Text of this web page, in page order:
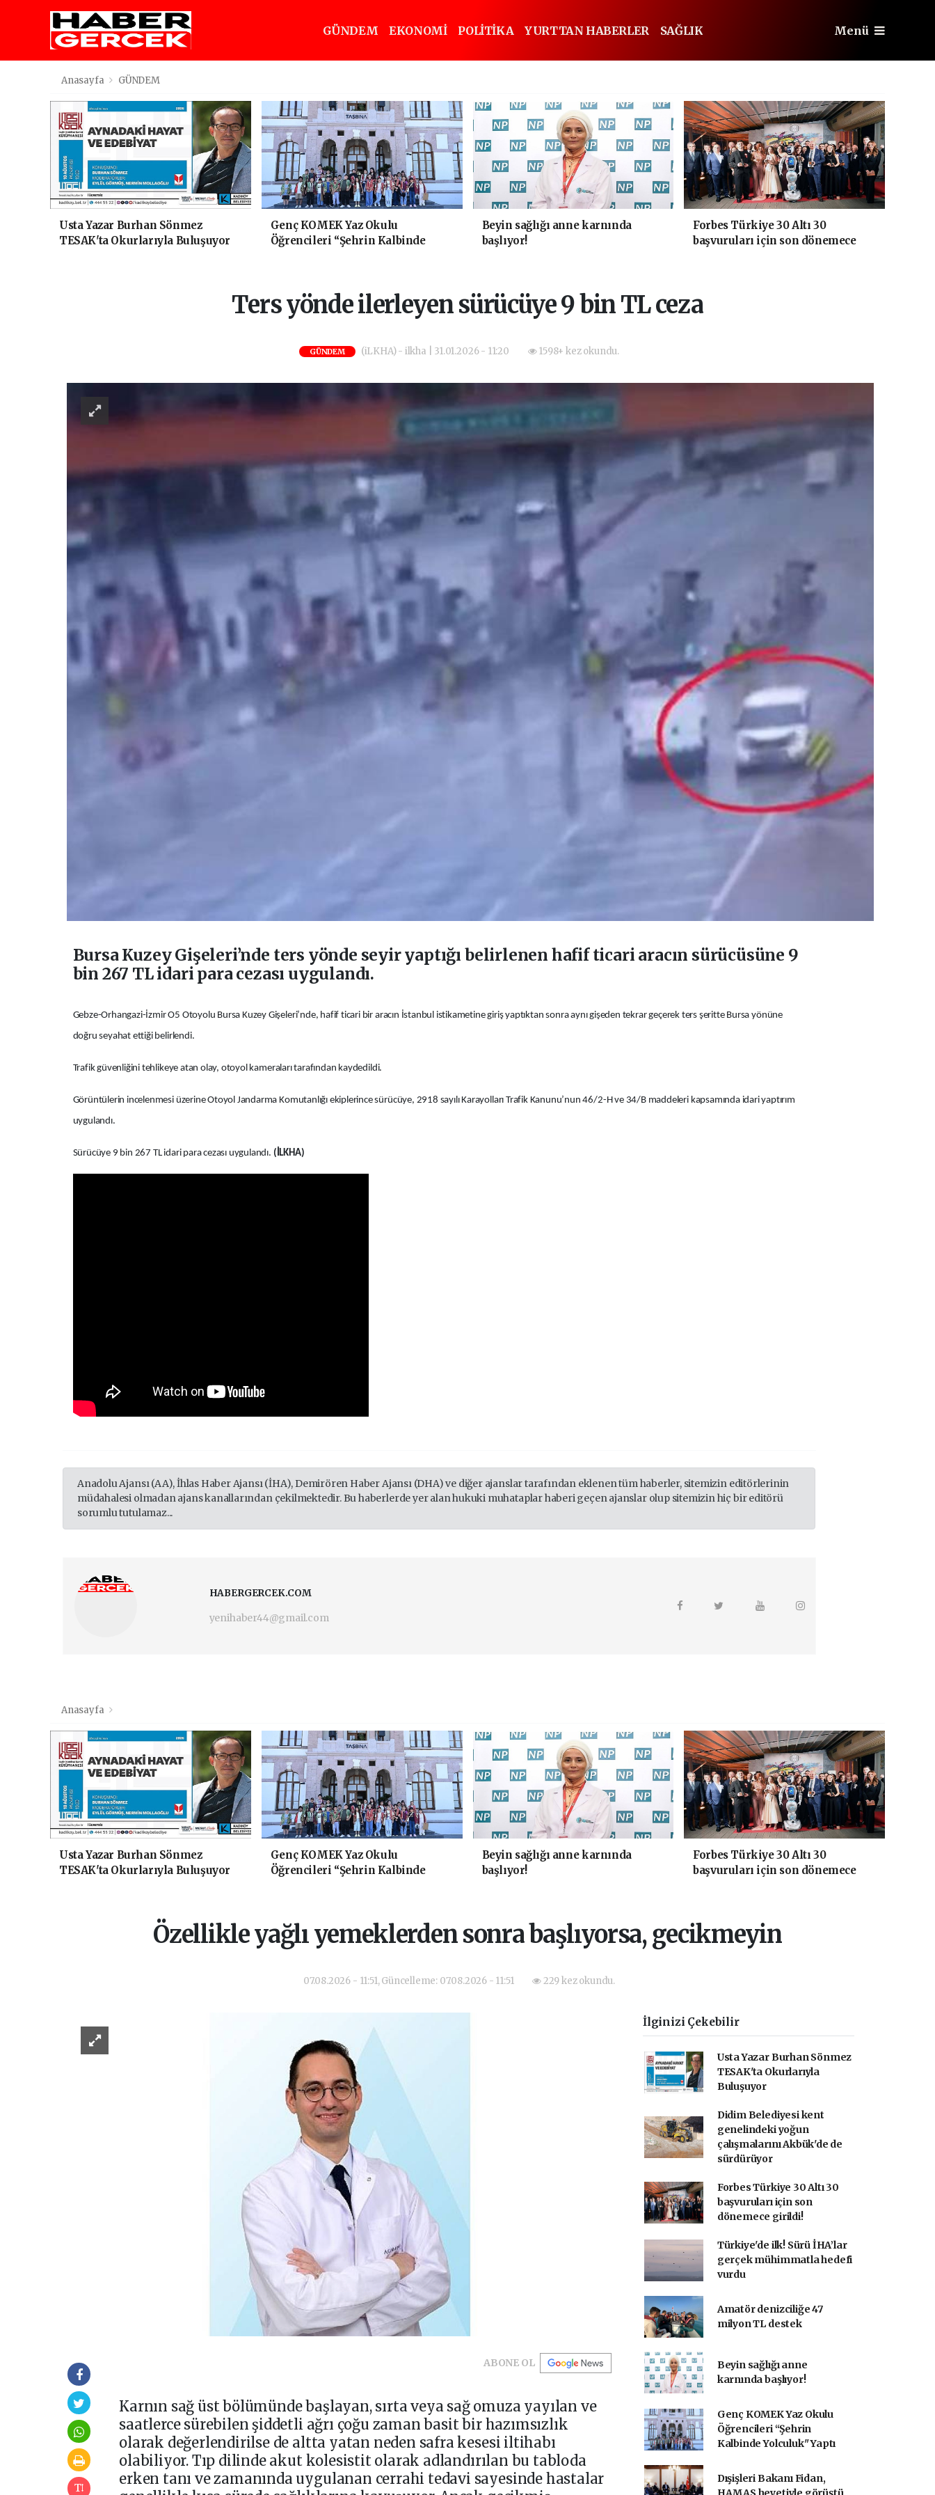
GÜNDEM EKONOMİ POLİTİKA YURTTAN HABERLER SAĞLIK Menü
Anasayfa GÜNDEM
Usta Yazar Burhan Sönmez
TESAK'ta Okurlarıyla Buluşuyor
Genç KOMEK Yaz Okulu
Öğrencileri “Şehrin Kalbinde
Beyin sağlığı anne karnında
başlıyor!
Forbes Türkiye 30 Altı 30
başvuruları için son dönemece
Ters yönde ilerleyen sürücüye 9 bin TL ceza
GÜNDEM (iLKHA) - ilkha | 31.01.2026 - 11:20 1598+ kez okundu.
Bursa Kuzey Gişeleri’nde ters yönde seyir yaptığı belirlenen hafif ticari aracın sürücüsüne 9
bin 267 TL idari para cezası uygulandı.
Gebze-Orhangazi-İzmir O5 Otoyolu Bursa Kuzey Gişeleri’nde, hafif ticari bir aracın İstanbul istikametine giriş yaptıktan sonra aynı gişeden tekrar geçerek ters şeritte Bursa yönüne
doğru seyahat ettiği belirlendi.
Trafik güvenliğini tehlikeye atan olay, otoyol kameraları tarafından kaydedildi.
Görüntülerin incelenmesi üzerine Otoyol Jandarma Komutanlığı ekiplerince sürücüye, 2918 sayılı Karayolları Trafik Kanunu’nun 46/2-H ve 34/B maddeleri kapsamında idari yaptırım
uygulandı.
Sürücüye 9 bin 267 TL idari para cezası uygulandı. (İLKHA)
Anadolu Ajansı (AA), İhlas Haber Ajansı (İHA), Demirören Haber Ajansı (DHA) ve diğer ajanslar tarafından eklenen tüm haberler, sitemizin editörlerinin
müdahalesi olmadan ajans kanallarından çekilmektedir. Bu haberlerde yer alan hukuki muhataplar haberi geçen ajanslar olup sitemizin hiç bir editörü
sorumlu tutulamaz...
HABERGERCEK.COM
yenihaber44@gmail.com
Anasayfa
Usta Yazar Burhan Sönmez
TESAK'ta Okurlarıyla Buluşuyor
Genç KOMEK Yaz Okulu
Öğrencileri “Şehrin Kalbinde
Beyin sağlığı anne karnında
başlıyor!
Forbes Türkiye 30 Altı 30
başvuruları için son dönemece
Özellikle yağlı yemeklerden sonra başlıyorsa, gecikmeyin
07.08.2026 - 11:51, Güncelleme: 07.08.2026 - 11:51 229 kez okundu.
ABONE OL
Karnın sağ üst bölümünde başlayan, sırta veya sağ omuza yayılan ve
saatlerce sürebilen şiddetli ağrı çoğu zaman basit bir hazımsızlık
olarak değerlendirilse de altta yatan neden safra kesesi iltihabı
olabiliyor. Tıp dilinde akut kolesistit olarak adlandırılan bu tabloda
erken tanı ve zamanında uygulanan cerrahi tedavi sayesinde hastalar
İlginizi Çekebilir
Usta Yazar Burhan Sönmez
TESAK'ta Okurlarıyla
Buluşuyor
Didim Belediyesi kent
genelindeki yoğun
çalışmalarını Akbük'de de
sürdürüyor
Forbes Türkiye 30 Altı 30
başvuruları için son
dönemece girildi!
Türkiye'de ilk! Sürü İHA’lar
gerçek mühimmatla hedefi
vurdu
Amatör denizciliğe 47
milyon TL destek
Beyin sağlığı anne
karnında başlıyor!
Genç KOMEK Yaz Okulu
Öğrencileri “Şehrin
Kalbinde Yolculuk" Yaptı
Dışişleri Bakanı Fidan,